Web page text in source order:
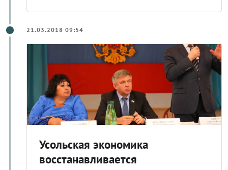
21.03.2018 09:54
Усольская экономика
восстанавливается